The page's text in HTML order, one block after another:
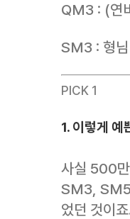
QM3 : (연
SM3 : 형님
PICK 1
1. 이렇게
사실 500만
SM3,
었던 것이